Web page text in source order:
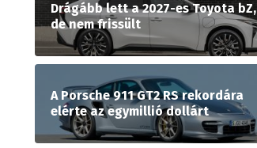
Drágább lett a 2027-es Toyota bZ,
de nem frissült
A Porsche 911 GT2 RS rekordára
elérte az egymillió dollárt